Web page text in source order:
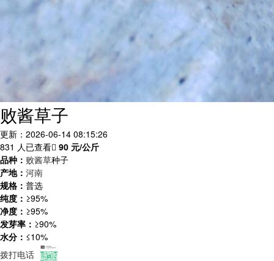
败酱草子
更新：2026-06-14 08:15:26
831 人已查看 90 元/公斤
品种： 败酱草种子
产地： 河南
规格： 普选
纯度： ≥95%
净度： ≥95%
发芽率： ≥90%
水分： ≤10%
拨打电话